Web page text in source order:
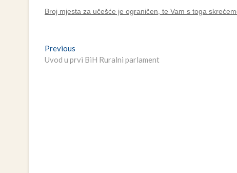
Broj mjesta za učešće je ograničen, te Vam s toga
Navigacija
članaka
Previous
post:
Uvod u prvi BiH Ruralni parlament